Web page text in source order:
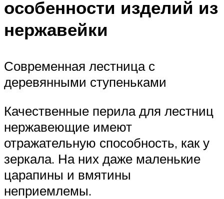
особенности изделий из
нержавейки
Современная лестница с
деревянными ступеньками
Качественные перила для лестниц
нержавеющие имеют
отражательную способность, как у
зеркала. На них даже маленькие
царапины и вмятины
неприемлемы.